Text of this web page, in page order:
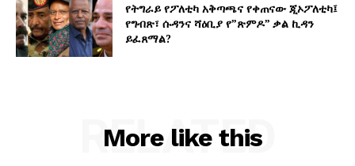
የትግራይ የፖለቲካ አቅጣጫና የቀጠናው ጂኦፖለቲካ፤
የግብጽ፣ ሱዳንና ሻዕቢያ የ”ጽምዶ” ቃል ኪዳን
ይፈጸማል?
More like this
RELATED